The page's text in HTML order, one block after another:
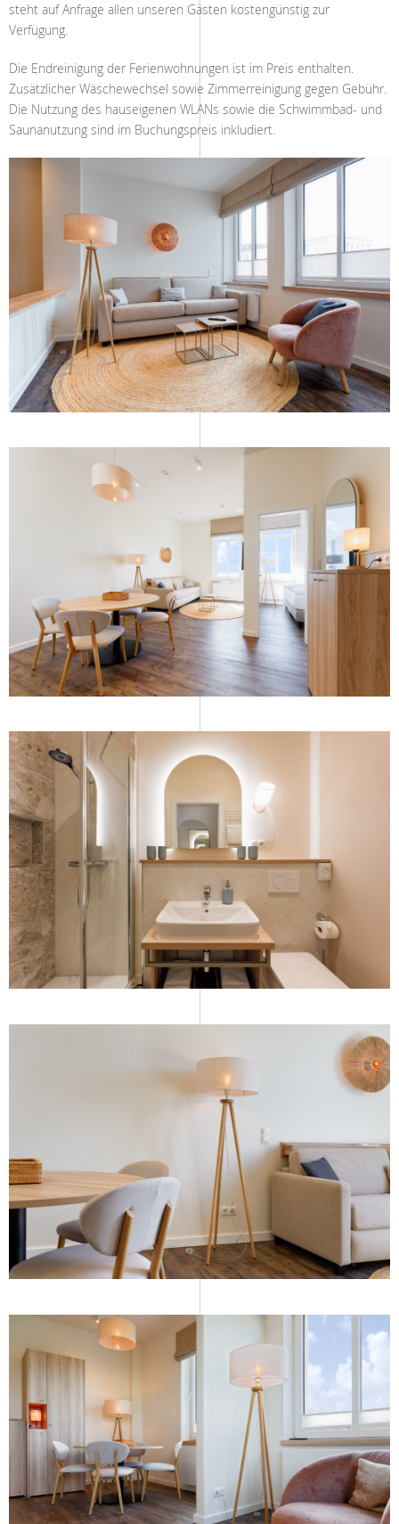
steht auf Anfrage allen unseren Gästen kostengünstig zur
Verfügung.
Die Endreinigung der Ferienwohnungen ist im Preis enthalten.
Zusätzlicher Wäschewechsel sowie Zimmerreinigung gegen Gebühr.
Die Nutzung des hauseigenen WLANs sowie die Schwimmbad- und
Saunanutzung sind im Buchungspreis inkludiert.